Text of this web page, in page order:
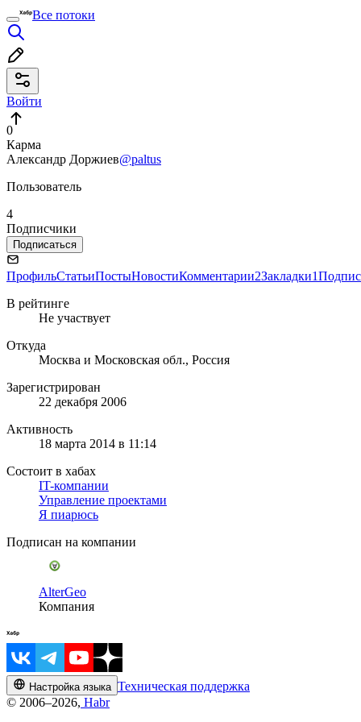
Все потоки
Войти
0
Карма
Александр Доржиев@paltus
Пользователь
4
Подписчики
Подписаться
ПрофильСтатьиПостыНовостиКомментарии2Закладки1
В рейтинге
Не участвует
Откуда
Москва и Московская обл., Россия
Зарегистрирован
22 декабря 2006
Активность
18 марта 2014 в 11:14
Состоит в хабах
IT-компании
Управление проектами
Я пиарюсь
Подписан на компании
AlterGeo
Компания
Настройка языка Техническая поддержка
© 2006–2026, Habr